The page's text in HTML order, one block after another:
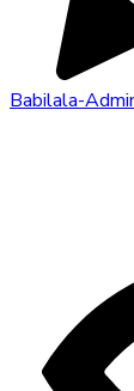
Babilala-